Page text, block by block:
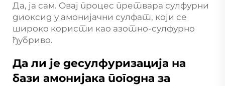
Да, ја сам. Овај процес претвара сулфурни
диоксид у амонијачни сулфат, који се
широко користи као азотно-сулфурно
ђубриво.
Да ли је десулфуризација на
бази амонијака погодна за